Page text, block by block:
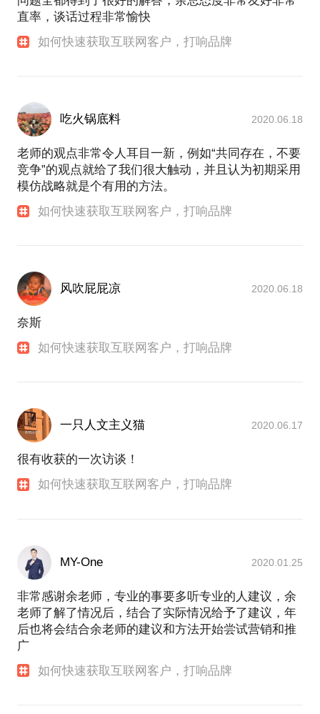
直率，谈话过程非常愉快
如何快速获取互联网客户，打响品牌
吃火锅底料 2020.06.18
老师的观点非常令人耳目一新，例如“共同存在，不要
竞争”的观点就给了我们很大触动，并且认为初期采用
模仿战略就是个有用的方法。
如何快速获取互联网客户，打响品牌
风吹屁屁凉 2020.06.18
奈斯
如何快速获取互联网客户，打响品牌
一只人文主义猫 2020.06.17
很有收获的一次访谈！
如何快速获取互联网客户，打响品牌
MY-One 2020.01.25
非常感谢余老师，专业的事要多听专业的人建议，余
老师了解了情况后，结合了实际情况给予了建议，年
后也将会结合余老师的建议和方法开始尝试营销和推
广
如何快速获取互联网客户，打响品牌